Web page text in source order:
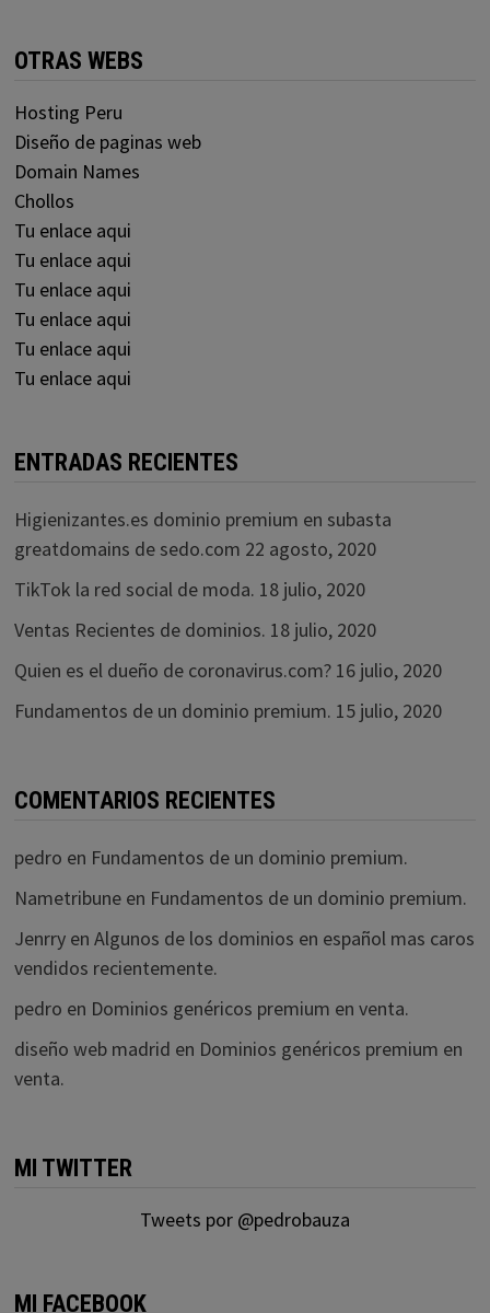
OTRAS WEBS
Hosting Peru
Diseño de paginas web
Domain Names
Chollos
Tu enlace aqui
Tu enlace aqui
Tu enlace aqui
Tu enlace aqui
Tu enlace aqui
Tu enlace aqui
ENTRADAS RECIENTES
Higienizantes.es dominio premium en subasta
greatdomains de sedo.com 22 agosto, 2020
TikTok la red social de moda. 18 julio, 2020
Ventas Recientes de dominios. 18 julio, 2020
Quien es el dueño de coronavirus.com? 16 julio, 2020
Fundamentos de un dominio premium. 15 julio, 2020
COMENTARIOS RECIENTES
pedro en Fundamentos de un dominio premium.
Nametribuneen Fundamentos de un dominio premium.
Jenrryen Algunos de los dominios en español mas caros
vendidos recientemente.
pedro en Dominios genéricos premium en venta.
diseño web madrid en Dominios genéricos premium en
venta.
MI TWITTER
Tweets por @pedrobauza
MI FACEBOOK